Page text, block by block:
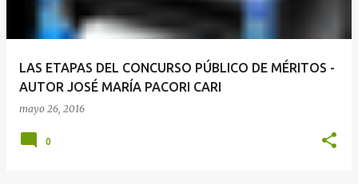
LAS ETAPAS DEL CONCURSO PÚBLICO DE MÉRITOS -
AUTOR JOSÉ MARÍA PACORI CARI
mayo 26, 2016
0